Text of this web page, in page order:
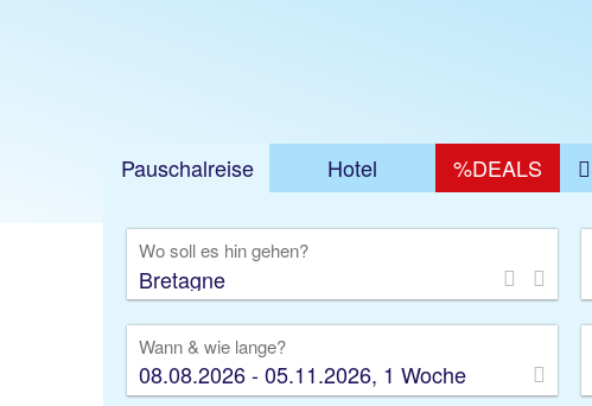
Pauschalreise Hotel %DEALS
Wo soll es hin gehen?
Wann & wie lange?
08.08.2026 - 05.11.2026, 1 Woche